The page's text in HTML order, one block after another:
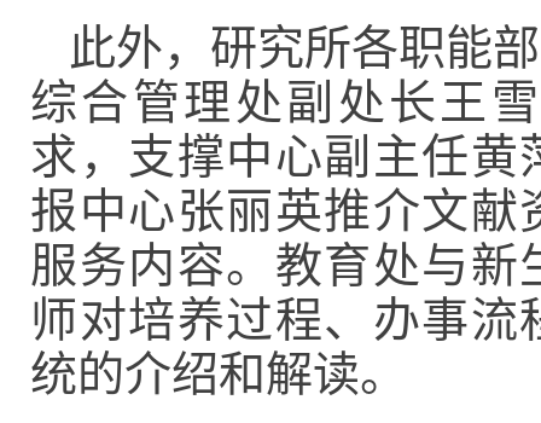
此外，研究所各职能
综合管理处副处长王
求，支撑中心副主任
报中心张丽英推介文献
服务内容。教育处与新
师对培养过程、办事流
统的介绍和解读。